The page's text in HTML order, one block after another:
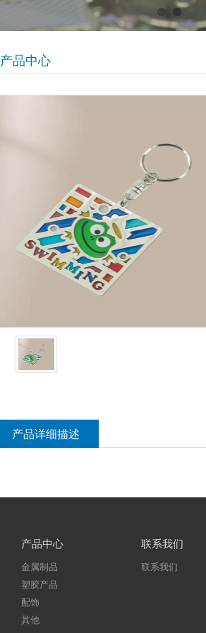
产品中心
产品详细描述
产品中心
金属制品
塑胶产品
配饰
其他
联系我们
联系我们